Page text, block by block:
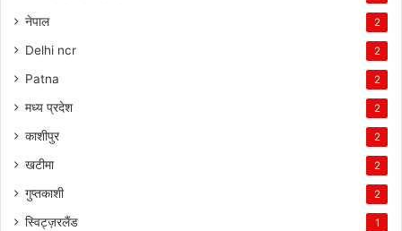
नेपाल 2
Delhi ncr 2
Patna 2
मध्य प्रदेश 2
काशीपुर 2
खटीमा 2
गुप्तकाशी 2
स्विट्ज़रलैंड 1